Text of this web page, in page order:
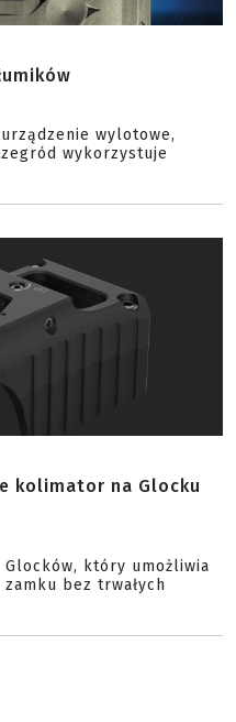
wylotowe,
wykorzystuje
kolimator na Glocku
który umożliwia
bez trwałych